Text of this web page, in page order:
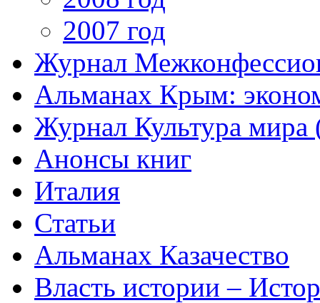
2007 год
Журнал
Альманах Крым:
Журнал Культура
Анонсы книг
Италия
Статьи
Альманах Казачество
Власть истории –